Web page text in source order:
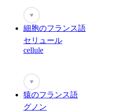
♥
細胞のフランス語
セリュール
cellule
♥
猿のフランス語
グノン